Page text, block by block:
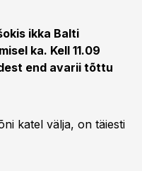
ikka Balti
ka. Kell 11.09
end avarii tõttu
katel välja, on täiesti